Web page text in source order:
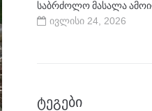
საბრძოლო მასალა
ივლისი 24, 2026
ᲢᲔᲒᲔᲑᲘ